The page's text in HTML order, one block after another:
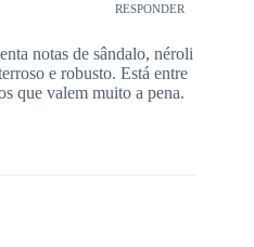
RESPONDER
notas de sândalo, néroli
e robusto. Está entre
que valem muito a pena.